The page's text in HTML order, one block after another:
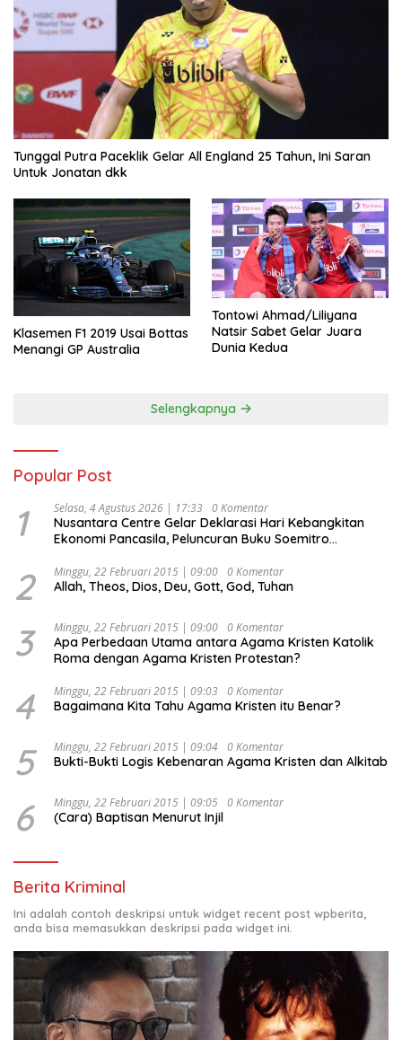
Tunggal Putra Paceklik Gelar All England 25 Tahun, Ini Saran
Untuk Jonatan dkk
Klasemen F1 2019 Usai Bottas
Menangi GP Australia
Tontowi Ahmad/Liliyana
Natsir Sabet Gelar Juara
Dunia Kedua
Selengkapnya
Popular Post
1 Selasa, 4 Agustus 2026 | 17:33 0 Komentar
Nusantara Centre Gelar Deklarasi Hari Kebangkitan
Ekonomi Pancasila, Peluncuran Buku Soemitro
Ekonomi Politik Indonesia) & Simposium Nasional
“Urgensi Undang-Undang Perekonomian Nasional dan
Indonesia Emas 2045”,
2 Minggu, 22 Februari 2015 | 09:00 0 Komentar
Allah, Theos, Dios, Deu, Gott, God, Tuhan
3 Minggu, 22 Februari 2015 | 09:00 0 Komentar
Apa Perbedaan Utama antara Agama Kristen Katolik
Roma dengan Agama Kristen Protestan?
4 Minggu, 22 Februari 2015 | 09:03 0 Komentar
Bagaimana Kita Tahu Agama Kristen itu Benar?
5 Minggu, 22 Februari 2015 | 09:04 0 Komentar
Bukti-Bukti Logis Kebenaran Agama Kristen dan Alkitab
6 Minggu, 22 Februari 2015 | 09:05 0 Komentar
(Cara) Baptisan Menurut Injil
Berita Kriminal
Ini adalah contoh deskripsi untuk widget recent post wpberita,
anda bisa memasukkan deskripsi pada widget ini.